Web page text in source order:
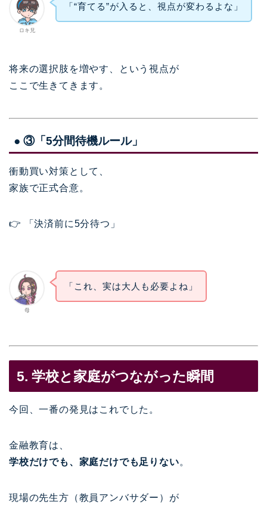
ロキ兄
「“育てる”が入ると、視点が変わるよな」
将来の選択肢を増やす、という視点が
ここで生きてきます。
● ③「5分間待機ルール」
衝動買い対策として、
家族で正式合意。
👉 「決済前に5分待つ」
母
「これ、実は大人も必要よね」
5. 学校と家庭がつながった瞬間
今回、一番の発見はこれでした。
金融教育は、
学校だけでも、家庭だけでも足りない。
現場の先生方（教員アンバサダー）が